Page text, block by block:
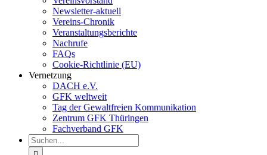
Newsletter-aktuell
Vereins-Chronik
Veranstaltungsberichte
Nachrufe
FAQs
Cookie-Richtlinie (EU)
Vernetzung
DACH e.V.
GFK weltweit
Tag der Gewaltfreien Kommunikation
Zentrum GFK Thüringen
Fachverband GFK
Suche
nach: